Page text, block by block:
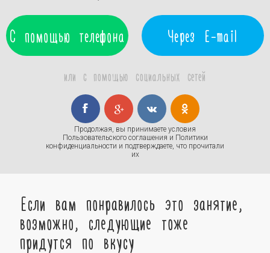
С помощью телефона Через E-mail
или с помощью социальных сетей
Продолжая, вы принимаете условия
Пользовательского соглашения и Политики
конфиденциальности и подтверждаете, что прочитали
их
Если вам понравилось это занятие,
возможно, следующие тоже
придутся по вкусу